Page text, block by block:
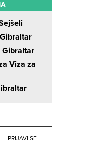
Gibraltar
Viza za
PRIJAVI SE